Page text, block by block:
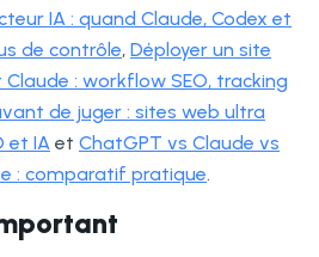
IA : quand Claude, Codex et
de contrôle, Déployer un site
: workflow SEO, tracking
de juger : sites web ultra
et IA et ChatGPT vs Claude vs
: comparatif pratique.